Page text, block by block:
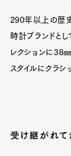
290年以上の歴
時計ブランドとし
レクションに38
スタイルにクラシ
受け継がれて